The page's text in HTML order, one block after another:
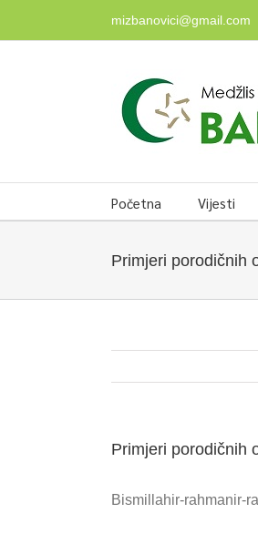
mizbanovici@gmail.com
Početna Vijesti
Primjeri porodičnih
Primjeri porodičnih
Bismillahir-rahmanir-